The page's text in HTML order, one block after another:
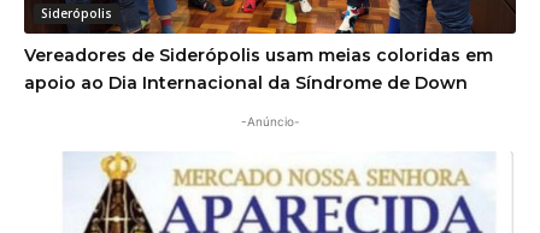
Siderópolis
Vereadores de Siderópolis usam meias coloridas em
apoio ao Dia Internacional da Síndrome de Down
-Anúncio-